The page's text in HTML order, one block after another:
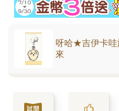
呀哈★吉伊卡哇
來